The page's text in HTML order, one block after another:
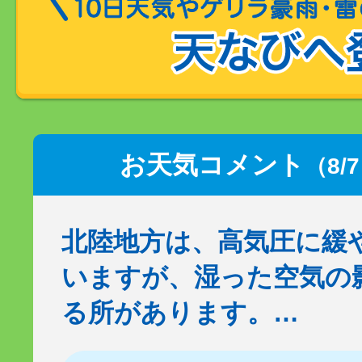
お天気コメント （8/
北陸地方は、高気圧に緩
いますが、湿った空気の
る所があります。…